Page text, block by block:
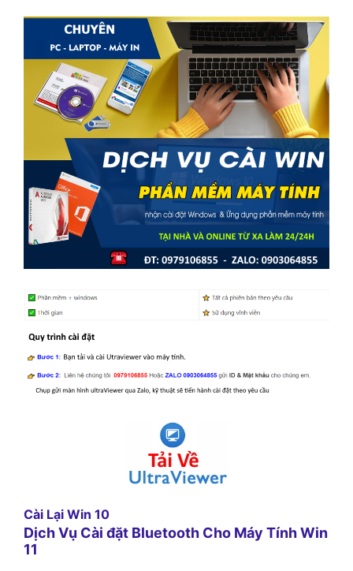
Cài Lại Win 10
Dịch Vụ Cài đặt Bluetooth Cho Máy Tính Win
11